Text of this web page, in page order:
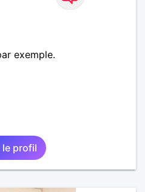
exemple.
le profil